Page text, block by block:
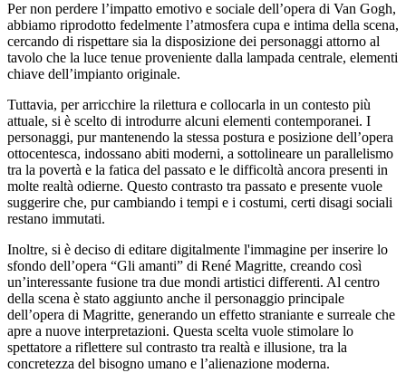
Per non perdere l’impatto emotivo e sociale dell’opera di Van Gogh,
abbiamo riprodotto fedelmente l’atmosfera cupa e intima della scena,
cercando di rispettare sia la disposizione dei personaggi attorno al
tavolo che la luce tenue proveniente dalla lampada centrale, elementi
chiave dell’impianto originale.
Tuttavia, per arricchire la rilettura e collocarla in un contesto più
attuale, si è scelto di introdurre alcuni elementi contemporanei. I
personaggi, pur mantenendo la stessa postura e posizione dell’opera
ottocentesca, indossano abiti moderni, a sottolineare un parallelismo
tra la povertà e la fatica del passato e le difficoltà ancora presenti in
molte realtà odierne. Questo contrasto tra passato e presente vuole
suggerire che, pur cambiando i tempi e i costumi, certi disagi sociali
restano immutati.
Inoltre, si è deciso di editare digitalmente l'immagine per inserire lo
sfondo dell’opera “Gli amanti” di René Magritte, creando così
un’interessante fusione tra due mondi artistici differenti. Al centro
della scena è stato aggiunto anche il personaggio principale
dell’opera di Magritte, generando un effetto straniante e surreale che
apre a nuove interpretazioni. Questa scelta vuole stimolare lo
spettatore a riflettere sul contrasto tra realtà e illusione, tra la
concretezza del bisogno umano e l’alienazione moderna.